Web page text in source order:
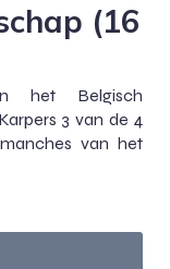
(16
het Belgisch
3 van de 4
van het